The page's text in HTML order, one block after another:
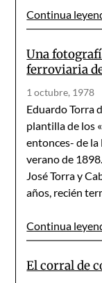
Continua
Una
ferroviaria
1 octubre, 1978
Eduardo Torra
plantilla de los
entonces- de
verano de
José Torra y
años, recién
Continua
El corral de